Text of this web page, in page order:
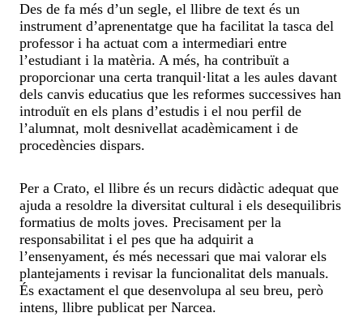
Des de fa més d’un segle, el llibre de text és un
instrument d’aprenentatge que ha facilitat la tasca del
professor i ha actuat com a intermediari entre
l’estudiant i la matèria. A més, ha contribuït a
proporcionar una certa tranquil·litat a les aules davant
dels canvis educatius que les reformes successives han
introduït en els plans d’estudis i el nou perfil de
l’alumnat, molt desnivellat acadèmicament i de
procedències dispars.
Per a Crato, el llibre és un recurs didàctic adequat que
ajuda a resoldre la diversitat cultural i els desequilibris
formatius de molts joves. Precisament per la
responsabilitat i el pes que ha adquirit a
l’ensenyament, és més necessari que mai valorar els
plantejaments i revisar la funcionalitat dels manuals.
És exactament el que desenvolupa al seu breu, però
intens, llibre publicat per Narcea.